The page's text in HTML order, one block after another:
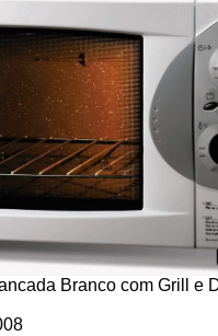
Branco com Grill e